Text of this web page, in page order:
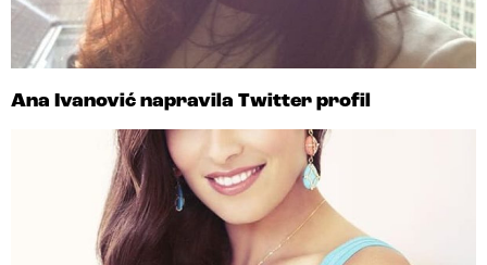
Ana Ivanović napravila Twitter profil